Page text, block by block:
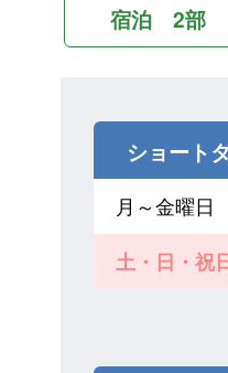
宿泊 2部
ショート
月～金曜日
土・日・祝